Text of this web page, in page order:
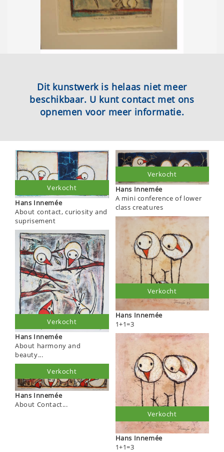
Dit kunstwerk is helaas niet meer
beschikbaar. U kunt contact met ons
opnemen voor meer informatie.
Hans Innemée
About contact, curiosity and
suprisement
Verkocht
Hans Innemée
About harmony and
beauty...
Verkocht
Hans Innemée
About Contact...
Verkocht
Hans Innemée
A mini conference of lower
class creatures
Verkocht
Hans Innemée
1+1=3
Verkocht
Hans Innemée
1+1=3
Verkocht